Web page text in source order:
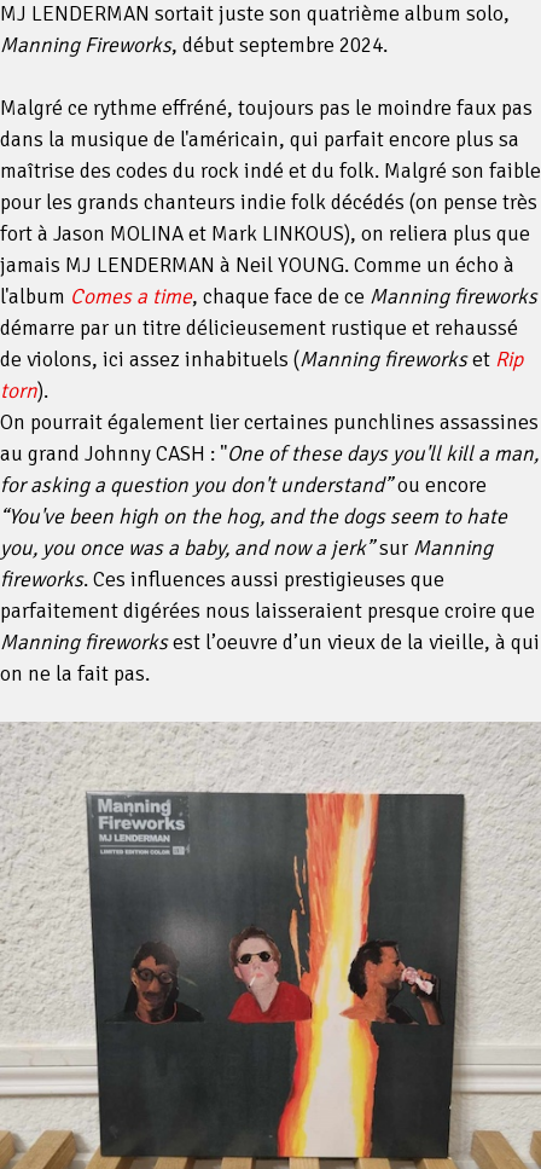
MJ LENDERMAN sortait juste son quatrième album solo,
Manning Fireworks, début septembre 2024.
Malgré ce rythme effréné, toujours pas le moindre faux pas
dans la musique de l'américain, qui parfait encore plus sa
maîtrise des codes du rock indé et du folk. Malgré son faible
pour les grands chanteurs indie folk décédés (on pense très
fort à Jason MOLINA et Mark LINKOUS), on reliera plus que
jamais MJ LENDERMAN à Neil YOUNG. Comme un écho à
l'album Comes a time, chaque face de ce Manning fireworks
démarre par un titre délicieusement rustique et rehaussé
de violons, ici assez inhabituels (Manning fireworkset Rip
torn).
On pourrait également lier certaines punchlines assassines
au grand Johnny CASH : "One of these days you'll kill a man,
for asking a question you don't understand”ou encore
“You've been high on the hog, and the dogs seem to hate
you, you once was a baby, and now a jerk”sur Manning
fireworks. Ces influences aussi prestigieuses que
parfaitement digérées nous laisseraient presque croire que
Manning fireworksest l’oeuvre d’un vieux de la vieille, à qui
on ne la fait pas.